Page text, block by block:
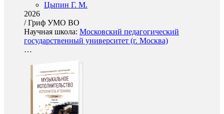
Цыпин Г. М.
2026
/Гриф УМО ВО
Научная школа: Московский педагогический
государственный университет (г. Москва)
…